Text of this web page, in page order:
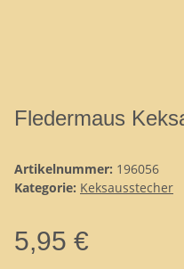
Fledermaus
Artikelnummer: 196056
Kategorie: Keksausstecher
5,95 €